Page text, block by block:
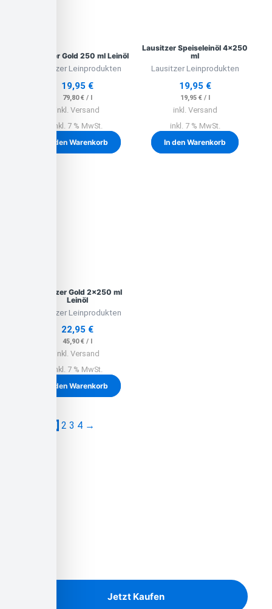
Lausitzer Gold 250 ml Leinöl
Lausitzer Leinprodukten
19,95 €
79,80€/ l
inkl. Versand
inkl. 7 % MwSt.
In den Warenkorb
Lausitzer Speiseleinöl 4×250
ml
Lausitzer Leinprodukten
19,95 €
19,95 €/ l
inkl. Versand
inkl. 7 % MwSt.
In den Warenkorb
Lausitzer Gold 2×250 ml
Leinöl
Lausitzer Leinprodukten
22,95 €
45,90€/
inkl. Versand
inkl. 7 % MwSt.
In den Warenkorb
1 2 3 4 →
Jetzt Kaufen